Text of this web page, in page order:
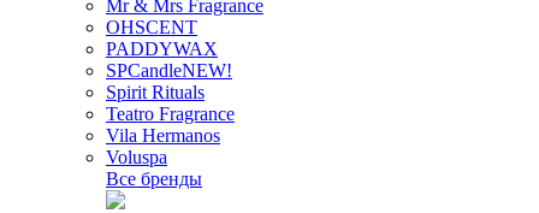
Mr & Mrs Fragrance
OHSCENT
PADDYWAX
SPCandleNEW!
Spirit Rituals
Teatro Fragrance
Vila Hermanos
Voluspa
Все бренды